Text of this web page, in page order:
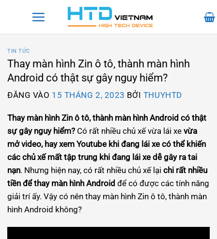
TIN TỨC
Thay màn hình Zin ô tô, thành màn hình
Android có thật sự gây nguy hiểm?
ĐĂNG VÀO 15 THÁNG 2, 2023 BỞI THUYHTD
Thay màn hình Zin ô tô, thành màn hình Android có thật
sự gây nguy hiểm? Có rất nhiều chủ xế vừa lái xe vừa
mở video, hay xem Youtube khi đang lái xe có thể khiến
các chủ xế mất tập trung khi đang lái xe dễ gây ra tai
nạn. Nhưng hiện nay, có rất nhiều chủ xế lại chi rất nhiều
tiền để thay màn hình Android để có được các tính năng
giải trí ấy. Vậy có nên thay màn hình Zin ô tô, thành màn
hình Android không?